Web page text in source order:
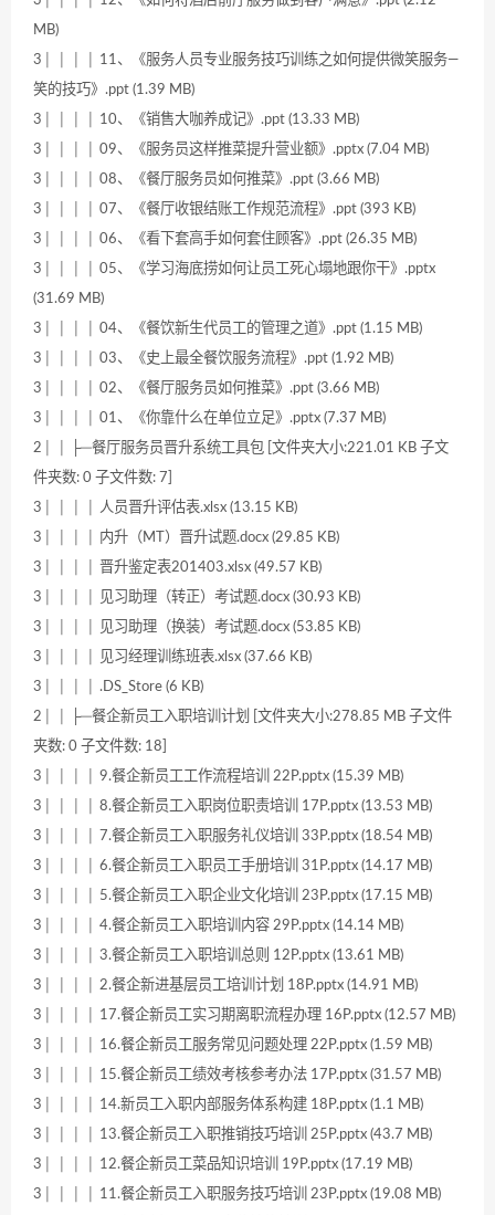
MB)
3│ │ │ │ 11、《服务人员专业服务技巧训练之如何提供微笑服务—
笑的技巧》.ppt (1.39 MB)
3│ │ │ │ 10、《销售大咖养成记》.ppt (13.33 MB)
3│ │ │ │ 09、《服务员这样推菜提升营业额》.pptx (7.04 MB)
3│ │ │ │ 08、《餐厅服务员如何推菜》.ppt (3.66 MB)
3│ │ │ │ 07、《餐厅收银结账工作规范流程》.ppt (393 KB)
3│ │ │ │ 06、《看下套高手如何套住顾客》.ppt (26.35 MB)
3│ │ │ │ 05、《学习海底捞如何让员工死心塌地跟你干》.pptx
(31.69 MB)
3│ │ │ │ 04、《餐饮新生代员工的管理之道》.ppt (1.15 MB)
3│ │ │ │ 03、《史上最全餐饮服务流程》.ppt (1.92 MB)
3│ │ │ │ 02、《餐厅服务员如何推菜》.ppt (3.66 MB)
3│ │ │ │ 01、《你靠什么在单位立足》.pptx (7.37 MB)
2│ │ ├─餐厅服务员晋升系统工具包 [文件夹大小:221.01 KB 子文
件夹数: 0 子文件数: 7]
3│ │ │ │ 人员晋升评估表.xlsx (13.15 KB)
3│ │ │ │ 内升（MT）晋升试题.docx (29.85 KB)
3│ │ │ │ 晋升鉴定表201403.xlsx (49.57 KB)
3│ │ │ │ 见习助理（转正）考试题.docx (30.93 KB)
3│ │ │ │ 见习助理（换装）考试题.docx (53.85 KB)
3│ │ │ │ 见习经理训练班表.xlsx (37.66 KB)
3│ │ │ │ .DS_Store (6 KB)
2│ │ ├─餐企新员工入职培训计划 [文件夹大小:278.85 MB 子文件
夹数: 0 子文件数: 18]
3│ │ │ │ 9.餐企新员工工作流程培训 22P.pptx (15.39 MB)
3│ │ │ │ 8.餐企新员工入职岗位职责培训 17P.pptx (13.53 MB)
3│ │ │ │ 7.餐企新员工入职服务礼仪培训 33P.pptx (18.54 MB)
3│ │ │ │ 6.餐企新员工入职员工手册培训 31P.pptx (14.17 MB)
3│ │ │ │ 5.餐企新员工入职企业文化培训 23P.pptx (17.15 MB)
3│ │ │ │ 4.餐企新员工入职培训内容 29P.pptx (14.14 MB)
3│ │ │ │ 3.餐企新员工入职培训总则 12P.pptx (13.61 MB)
3│ │ │ │ 2.餐企新进基层员工培训计划 18P.pptx (14.91 MB)
3│ │ │ │ 17.餐企新员工实习期离职流程办理 16P.pptx (12.57 MB)
3│ │ │ │ 16.餐企新员工服务常见问题处理 22P.pptx (1.59 MB)
3│ │ │ │ 15.餐企新员工绩效考核参考办法 17P.pptx (31.57 MB)
3│ │ │ │ 14.新员工入职内部服务体系构建 18P.pptx (1.1 MB)
3│ │ │ │ 13.餐企新员工入职推销技巧培训 25P.pptx (43.7 MB)
3│ │ │ │ 12.餐企新员工菜品知识培训 19P.pptx (17.19 MB)
3│ │ │ │ 11.餐企新员工入职服务技巧培训 23P.pptx (19.08 MB)